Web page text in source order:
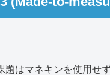
題はマネキンを使用せ